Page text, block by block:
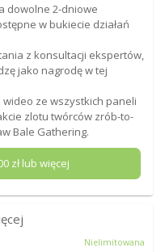
dowolne 2-dniowe
w bukiecie działań
z konsultacji ekspertów,
jako nagrodę w tej
ze wszystkich paneli
zlotu twórców zrób-to-
Bale Gathering.
zł lub więcej
Nielimitowana